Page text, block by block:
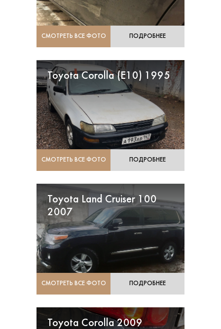
СМОТРЕТЬ ВСЕ ФОТО ПОДРОБНЕЕ
Toyota Corolla (Е10) 1995
СМОТРЕТЬ ВСЕ ФОТО ПОДРОБНЕЕ
Toyota Land Cruiser 100
2007
СМОТРЕТЬ ВСЕ ФОТО ПОДРОБНЕЕ
Toyota Corolla 2009